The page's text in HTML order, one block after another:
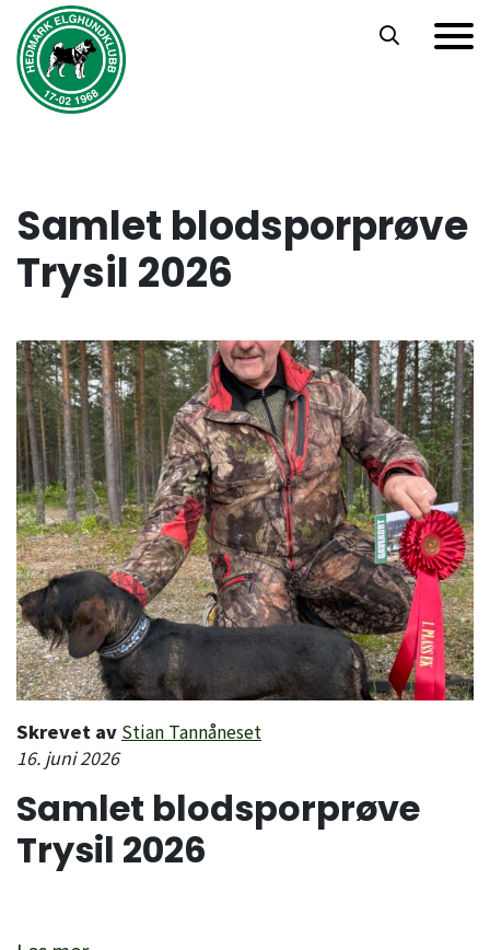
Hopp til hovedinnhold
Samlet blodsporprøve
Trysil 2026
Skrevet av Stian Tannåneset
16. juni 2026
Samlet blodsporprøve
Trysil 2026